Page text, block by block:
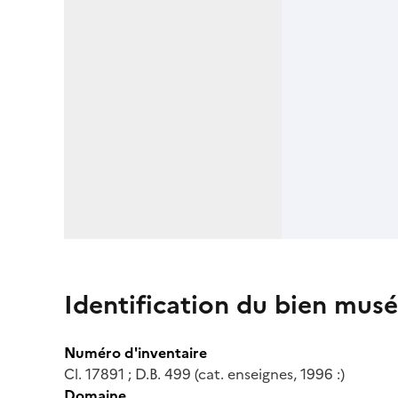
Identification du bien
Numéro d'inventaire
Cl. 17891 ; D.B. 499 (cat. enseignes, 1996 :)